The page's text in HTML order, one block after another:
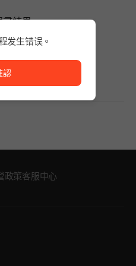
尋結果。
或變更搜尋條件。
政策客服中心
发生错误。
認